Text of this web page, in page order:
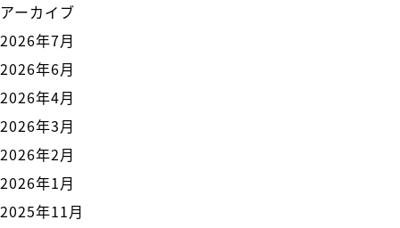
アーカイブ
2026年7月
2026年6月
2026年4月
2026年3月
2026年2月
2026年1月
2025年11月